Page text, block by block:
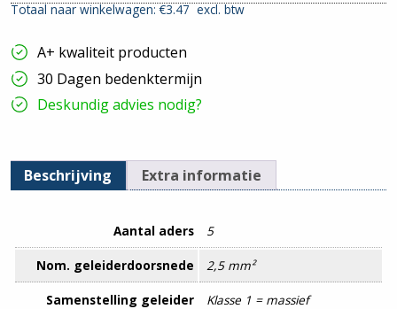
|
hoeveelheid
Totaal naar winkelwagen: €3.47excl. btw
A+ kwaliteit producten
30 Dagen bedenktermijn
Deskundig advies nodig?
Beschrijving Extra informatie
Aantal aders 5
Nom. geleiderdoorsnede 2,5 mm²
Samenstelling geleider Klasse 1 = massief